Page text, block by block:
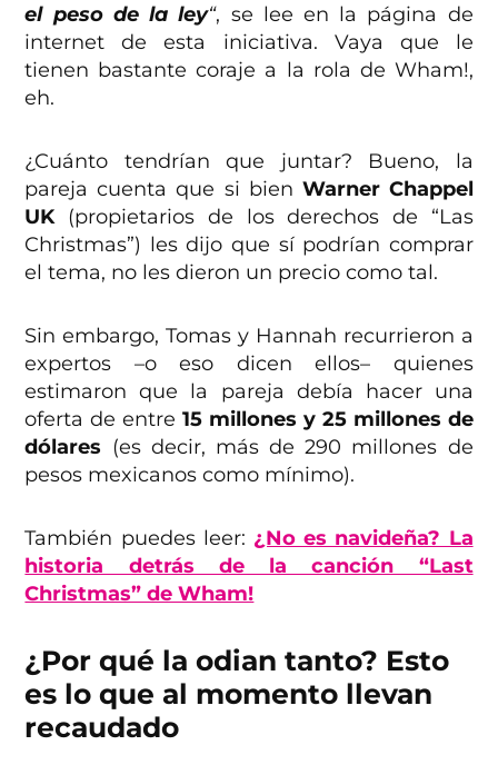
el peso de la ley“, se lee en la página de
internet de esta iniciativa. Vaya que le
tienen bastante coraje a la rola de Wham!,
eh.
¿Cuánto tendrían que juntar? Bueno, la
pareja cuenta que si bien Warner Chappel
UK(propietarios de los derechos de “Las
Christmas”) les dijo que sí podrían comprar
el tema, no les dieron un precio como tal.
Sin embargo, Tomas y Hannah recurrieron a
expertos –o eso dicen ellos– quienes
estimaron que la pareja debía hacer una
oferta de entre15 millones y 25 millones de
dólares (es decir, más de 290 millones de
pesos mexicanos como mínimo).
También puedes leer: ¿No es navideña? La
historia detrás de la canción “Last
Christmas” de Wham!
¿Por qué la odian tanto? Esto
es lo que al momento llevan
recaudado